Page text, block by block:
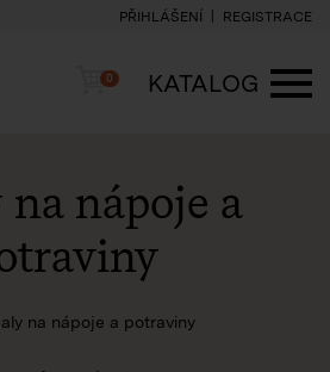
PŘIHLÁŠENÍ REGISTRACE
Košík
0
KATALOG
nápoje a
homepage
na nápoje a potraviny